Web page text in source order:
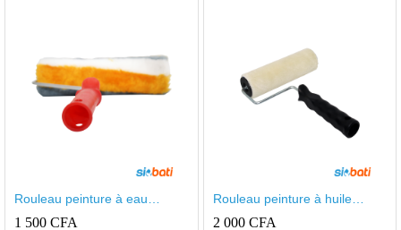
Rouleau peinture à eau
antigoutte
1 500 CFA
Rouleau peinture à huile
antigoutte moyen cristal
2 000 CFA